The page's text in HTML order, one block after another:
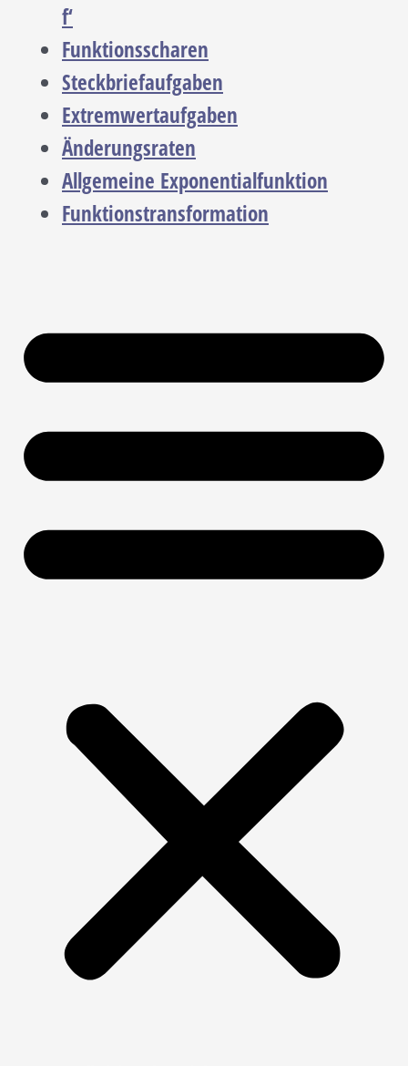
f‘
Funktionsscharen
Steckbriefaufgaben
Extremwertaufgaben
Änderungsraten
Allgemeine Exponentialfunktion
Funktionstransformation